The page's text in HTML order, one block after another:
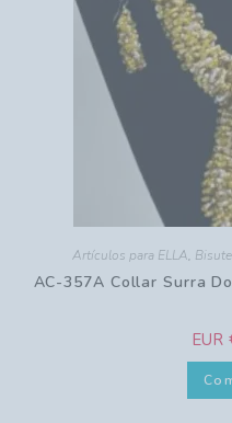
Artículos para ELLA,
AC-357A Collar Surra
EUR